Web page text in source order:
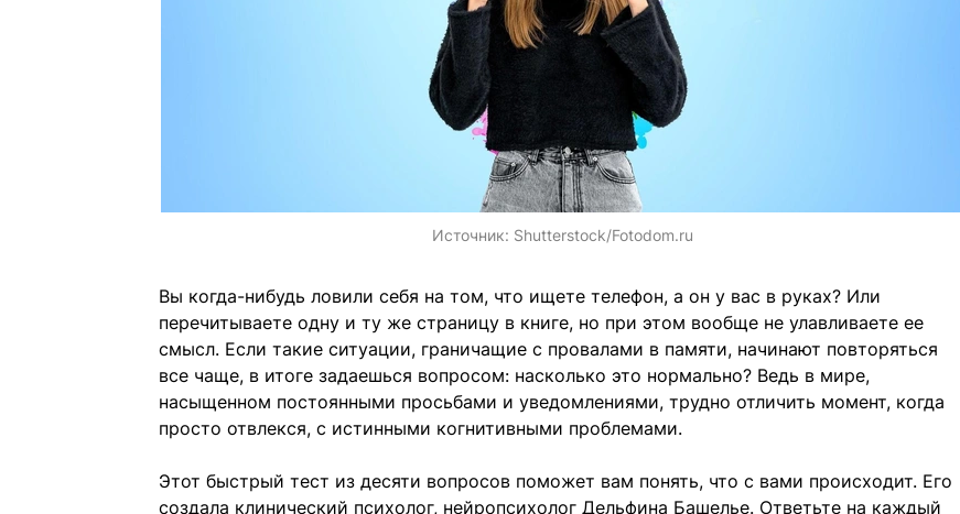
Источник: Shutterstock/Fotodom.ru
Вы когда-нибудь ловили себя на том, что ищете телефон, а он у вас в руках? Или
перечитываете одну и ту же страницу в книге, но при этом вообще не улавливаете ее
смысл. Если такие ситуации, граничащие с провалами в памяти, начинают повторяться
все чаще, в итоге задаешься вопросом: насколько это нормально? Ведь в мире,
насыщенном постоянными просьбами и уведомлениями, трудно отличить момент, когда
просто отвлекся, с истинными когнитивными проблемами.
Этот быстрый тест из десяти вопросов поможет вам понять, что с вами происходит. Его
создала клинический психолог, нейропсихолог Дельфина Башелье. Ответьте на каждый